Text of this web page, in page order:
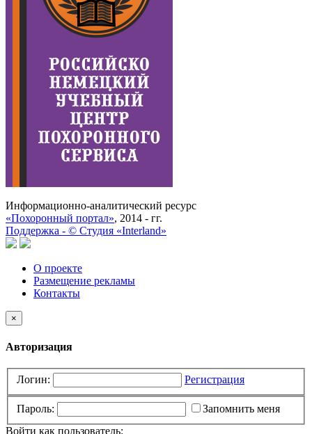
Информационно-аналитический ресурс
«Похоронный портал», 2014 - гг.
Поддержка - © Cтудия «Interland»
О проекте
Размещение рекламы
Контакты
×
Авторизация
Логин: Регистрация
Пароль:
Запомнить меня
Войти как пользователь: